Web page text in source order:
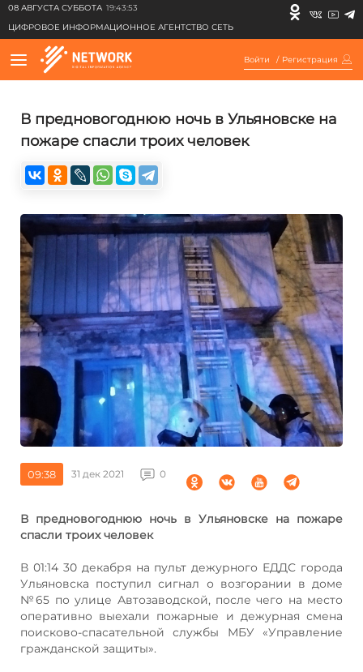
08 АВГУСТА СУББОТА 19:43:53
ЦИФРОВОЕ ИНФОРМАЦИОННОЕ АГЕНТСТВО СЕТЬ
Войти / Регистрация
В предновогоднюю ночь в Ульяновске на
пожаре спасли троих человек
09:38 31 дек 2021 0
В предновогоднюю ночь в Ульяновске на пожаре
спасли троих человек
В 01:14 30 декабря на пульт дежурного ЕДДС города
Ульяновска поступил сигнал о возгорании в доме
№65 по улице Автозаводской, после чего на место
оперативно выехали пожарные и дежурная смена
поисково-спасательной службы МБУ «Управление
гражданской защиты».